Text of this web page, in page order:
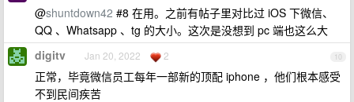
@shuntdown42 #8 在用。之前有帖子里对比过 iOS 下微信、
QQ 、Whatsapp 、tg 的大小。这次是没想到 pc 端也这么大
10
digitv Jan 20, 2022 2
正常，毕竟微信员工每年一部新的顶配 iphone ，他们根本感受
不到民间疾苦